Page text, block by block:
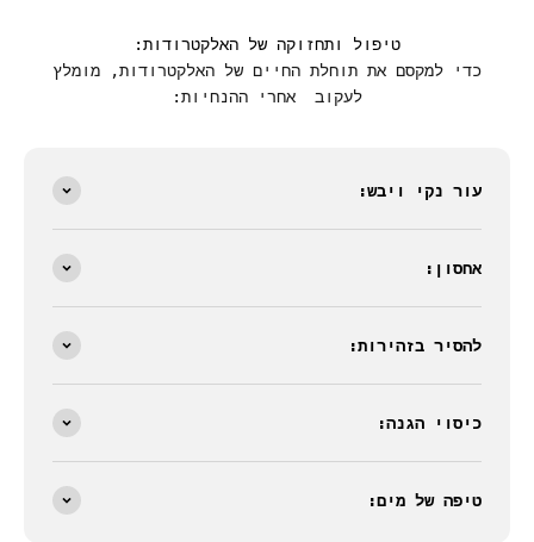
טיפול ותחזוקה של האלקטרודות:
כדי למקסם את תוחלת החיים של האלקטרודות, מומלץ
לעקוב אחרי ההנחיות:
עור נקי ויבש:
אחסון:
להסיר בזהירות:
כיסוי הגנה:
טיפה של מים: